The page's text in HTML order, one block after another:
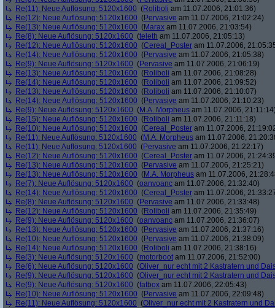
Re(11): Neue Auflösung: 5120x1600 (Roliboli am 11.07.2006, 21:01:36)
Re(12): Neue Auflösung: 5120x1600 (Pervasive am 11.07.2006, 21:02:24)
Re(13): Neue Auflösung: 5120x1600 (Marax am 11.07.2006, 21:03:54)
Re(8): Neue Auflösung: 5120x1600 (teleth am 11.07.2006, 21:05:13)
Re(12): Neue Auflösung: 5120x1600 (Cereal_Poster am 11.07.2006,
Re(14): Neue Auflösung: 5120x1600 (Pervasive am 11.07.2006, 21:05:38)
Re(9): Neue Auflösung: 5120x1600 (Pervasive am 11.07.2006, 21:06:19)
Re(13): Neue Auflösung: 5120x1600 (Roliboli am 11.07.2006, 21:08:28)
Re(14): Neue Auflösung: 5120x1600 (Roliboli am 11.07.2006, 21:09:52)
Re(13): Neue Auflösung: 5120x1600 (Roliboli am 11.07.2006, 21:10:07)
Re(14): Neue Auflösung: 5120x1600 (Pervasive am 11.07.2006, 21:10:23)
Re(9): Neue Auflösung: 5120x1600 (M.A. Morpheus am 11.07.2006,
Re(15): Neue Auflösung: 5120x1600 (Roliboli am 11.07.2006, 21:11:18)
Re(10): Neue Auflösung: 5120x1600 (Cereal_Poster am 11.07.2006,
Re(11): Neue Auflösung: 5120x1600 (M.A. Morpheus am 11.07.2006,
Re(11): Neue Auflösung: 5120x1600 (Pervasive am 11.07.2006, 21:22:17)
Re(12): Neue Auflösung: 5120x1600 (Cereal_Poster am 11.07.2006,
Re(13): Neue Auflösung: 5120x1600 (Pervasive am 11.07.2006, 21:25:21)
Re(13): Neue Auflösung: 5120x1600 (M.A. Morpheus am 11.07.2006,
Re(7): Neue Auflösung: 5120x1600 (oanvoanc am 11.07.2006, 21:32:40)
Re(14): Neue Auflösung: 5120x1600 (Cereal_Poster am 11.07.2006,
Re(8): Neue Auflösung: 5120x1600 (Pervasive am 11.07.2006, 21:33:48)
Re(12): Neue Auflösung: 5120x1600 (Roliboli am 11.07.2006, 21:35:49)
Re(9): Neue Auflösung: 5120x1600 (oanvoanc am 11.07.2006, 21:36:07)
Re(13): Neue Auflösung: 5120x1600 (Pervasive am 11.07.2006, 21:37:16)
Re(10): Neue Auflösung: 5120x1600 (Pervasive am 11.07.2006, 21:38:09)
Re(14): Neue Auflösung: 5120x1600 (Roliboli am 11.07.2006, 21:38:16)
Re(3): Neue Auflösung: 5120x1600 (motorboot am 11.07.2006, 21:52:00)
Re(6): Neue Auflösung: 5120x1600 (Oliver_nur echt mit 2 Kastratern und
Re(9): Neue Auflösung: 5120x1600 (Oliver_nur echt mit 2 Kastratern und
Re(9): Neue Auflösung: 5120x1600 (fatbox am 11.07.2006, 22:05:43)
Re(10): Neue Auflösung: 5120x1600 (Pervasive am 11.07.2006, 22:09:48)
Re(11): Neue Auflösung: 5120x1600 (Oliver_nur echt mit 2 Kastratern und